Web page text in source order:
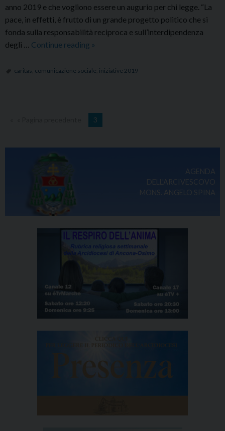
anno 2019 e che vogliono essere un augurio per chi legge. “La
pace, in effetti, è frutto di un grande progetto politico che si
fonda sulla responsabilità reciproca e sull’interdipendenza
degli … Continue reading Auguri
Pace
»
caritas comunicazione sociale iniziative 2019
3
AGENDA
DELL'ARCIVESCOVO
MONS. ANGELO SPINA